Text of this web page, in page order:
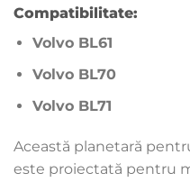
Compatibilitate:
Volvo BL61
Volvo BL70
Volvo BL71
Această planetară
este proiectată pentru